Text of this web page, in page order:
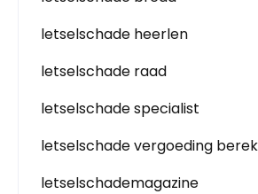
letselschade heerlen
letselschade raad
letselschade specialist
letselschade vergoeding
letselschademagazine